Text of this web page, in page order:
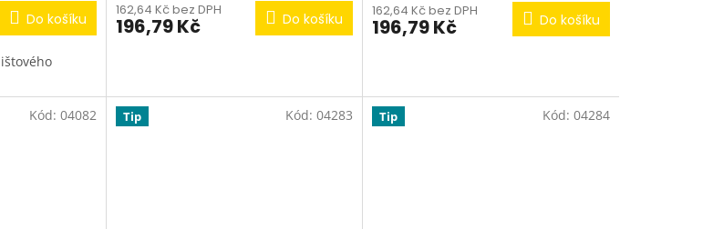
Do košíku
162,64 Kč bez DPH
196,79 Kč Do košíku 162,64 Kč bez DPH
196,79 Kč Do košíku
Kód: 04082 Tip Kód: 04283 Tip Kód: 04284